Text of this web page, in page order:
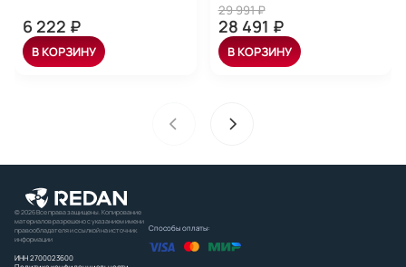
6 222 ₽
В КОРЗИНУ
29 991 ₽
28 491 ₽
В КОРЗИНУ
© 2026 Все права защищены. Копирование
материалов разрешено с указанием имени
правообладателя и ссылкой на источник
информации
ИНН 2700023600
Способы оплаты: